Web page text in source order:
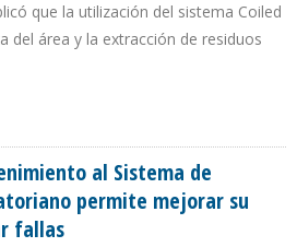
que la utilización del sistema Coiled
del área y la extracción de residuos
al Sistema de
permite mejorar su
fallas